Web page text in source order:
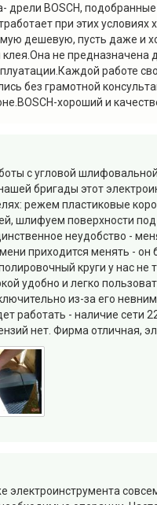
дрели BOSCH,
при этих условиях
дешевую, пусть даже и
не предназначена
работе
без грамотной
хороший и
с угловой
бригады этот
режем пластиковые
шлифуем поверхности
неудобство -
приходится менять - он
круги у нас не
удобно и легко
из-за его
работать - наличие сети
нет. Фирма отличная,